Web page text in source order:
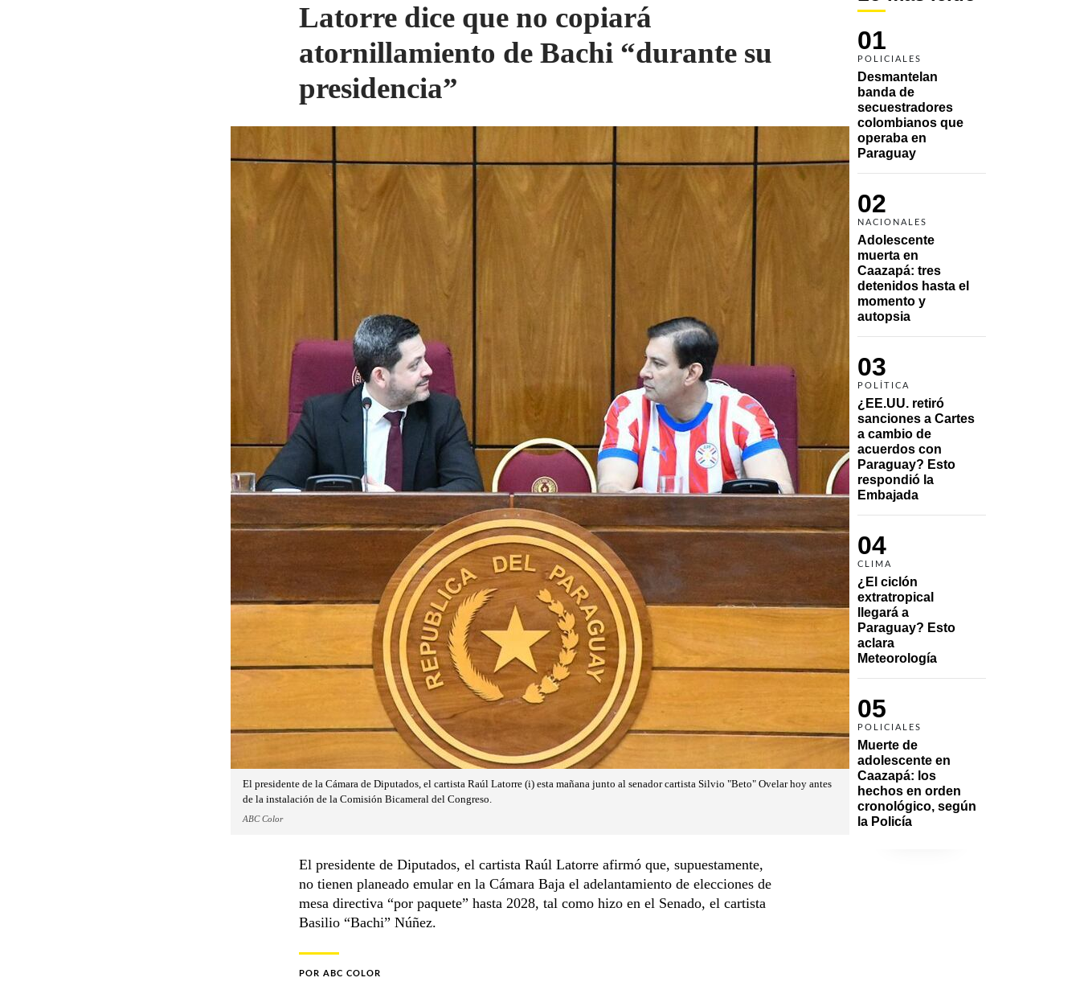
01
POLICIALES
Desmantelan
banda de
secuestradores
colombianos que
operaba en
Paraguay
02
NACIONALES
Adolescente
muerta en
Caazapá: tres
detenidos hasta el
momento y
autopsia
03
POLÍTICA
¿EE.UU. retiró
sanciones a Cartes
a cambio de
acuerdos con
Paraguay? Esto
respondió la
Embajada
04
CLIMA
¿El ciclón
extratropical
llegará a
Paraguay? Esto
aclara
Meteorología
05
POLICIALES
Muerte de
adolescente en
Caazapá: los
hechos en orden
cronológico, según
la Policía
Latorre dice que no copiará
atornillamiento de Bachi “durante su
presidencia”
El presidente de la Cámara de Diputados, el cartista Raúl Latorre (i) esta mañana junto al senador cartista Silvio "Beto" Ovelar hoy antes
de la instalación de la Comisión Bicameral del Congreso.
ABC Color
El presidente de Diputados, el cartista Raúl Latorre afirmó que, supuestamente,
no tienen planeado emular en la Cámara Baja el adelantamiento de elecciones de
mesa directiva “por paquete” hasta 2028, tal como hizo en el Senado, el cartista
Basilio “Bachi” Núñez.
POR ABC COLOR